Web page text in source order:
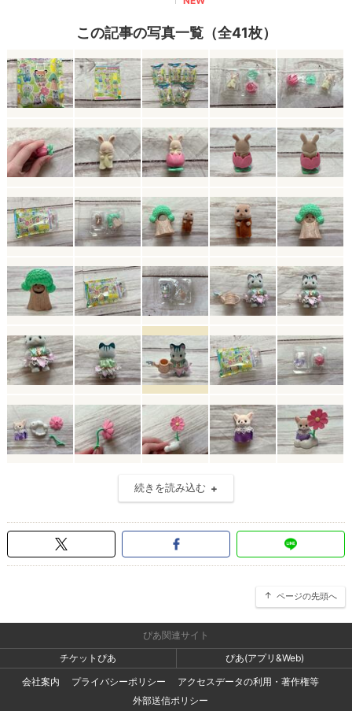
この記事の写真一覧（全41枚）
続きを読み込む
ページの先頭へ
ぴあ関連サイト
チケットぴあ
ぴあ(アプリ&Web)
会社案内
プライバシーポリシー
アクセスデータの利用・著作権等
外部送信ポリシー